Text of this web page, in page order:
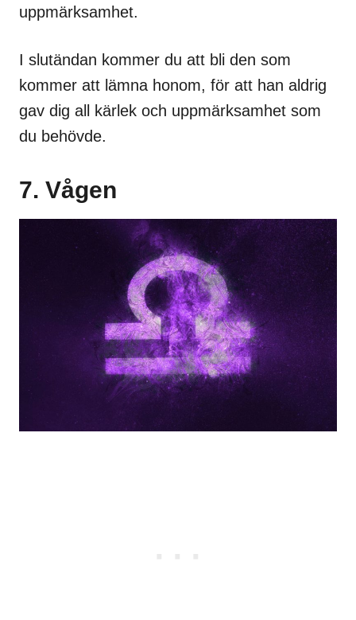
uppmärksamhet.
I slutändan kommer du att bli den som
kommer att lämna honom, för att han aldrig
gav dig all kärlek och uppmärksamhet som
du behövde.
7. Vågen